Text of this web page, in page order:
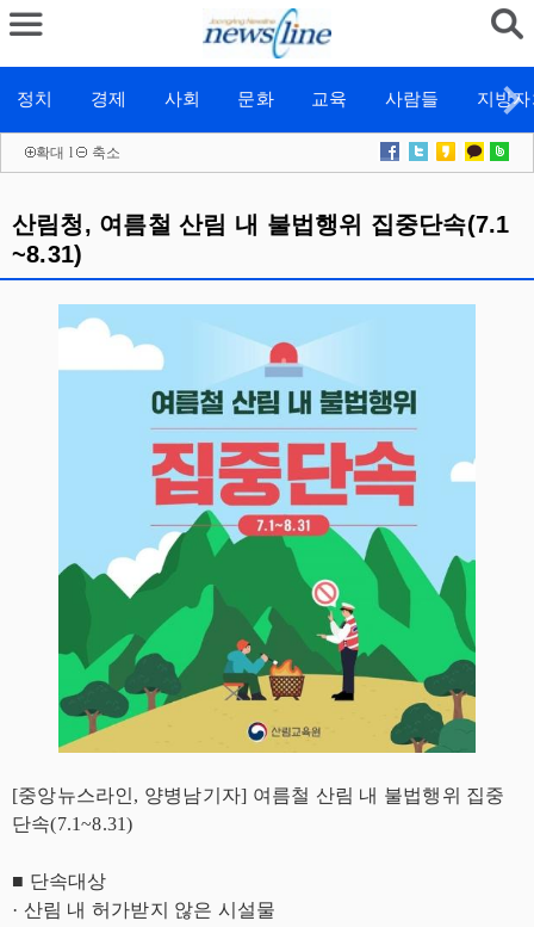
정치 경제 사회 문화 교육 사람들 지방
확대 l 축소
산림청, 여름철 산림 내 불법행위 집중단속(7.1
~8.31)
[중앙뉴스라인, 양병남기자] 여름철 산림 내 불법행위 집중
단속(7.1~8.31)
■ 단속대상
· 산림 내 허가받지 않은 시설물